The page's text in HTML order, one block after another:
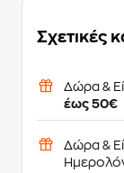
Σχετικές
Δώρα &
έως 50€
Δώρα &